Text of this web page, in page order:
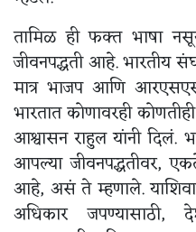
तामिळ ही फक्त भाषा
जीवनपद्धती आहे. भारतीय
मात्र भाजप आणि
भारतात कोणावरही
आश्वासन राहुल यांनी दिलं.
आपल्या जीवनपद्धतीवर,
आहे, असं ते म्हणाले.
अधिकार जपण्यासाठी,